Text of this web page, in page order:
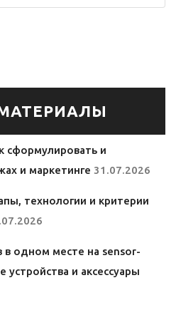
сформулировать и
и маркетинге 31.07.2026
технологии и критерии
в одном месте на sensor-
и аксессуары